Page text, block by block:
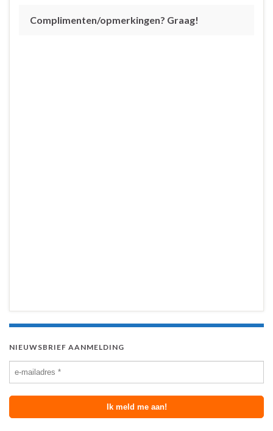
Complimenten/opmerkingen? Graag!
NIEUWSBRIEF AANMELDING